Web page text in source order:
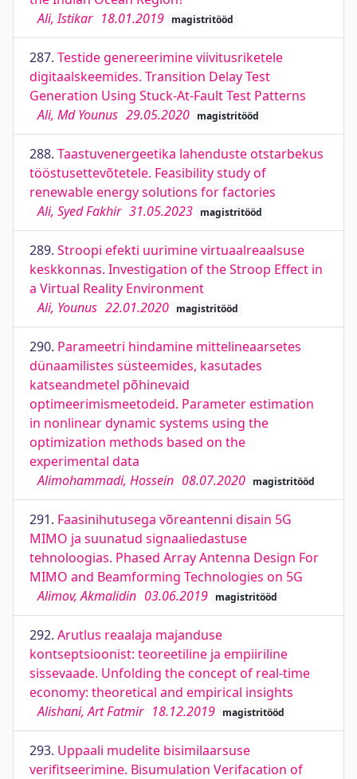
Ali, Istikar 18.01.2019 magistritööd
287. Testide genereerimine viivitusriketele
digitaalskeemides. Transition Delay Test
Generation Using Stuck-At-Fault Test Patterns
Ali, Md Younus 29.05.2020 magistritööd
288. Taastuvenergeetika lahenduste otstarbekus
tööstusettevõtetele. Feasibility study of
renewable energy solutions for factories
Ali, Syed Fakhir 31.05.2023 magistritööd
289. Stroopi efekti uurimine virtuaalreaalsuse
keskkonnas. Investigation of the Stroop Effect in
a Virtual Reality Environment
Ali, Younus 22.01.2020 magistritööd
290. Parameetri hindamine mittelineaarsetes
dünaamilistes süsteemides, kasutades
katseandmetel põhinevaid
optimeerimismeetodeid. Parameter estimation
in nonlinear dynamic systems using the
optimization methods based on the
experimental data
Alimohammadi, Hossein 08.07.2020 magistritööd
291. Faasinihutusega võreantenni disain 5G
MIMO ja suunatud signaaliedastuse
tehnoloogias. Phased Array Antenna Design For
MIMO and Beamforming Technologies on 5G
Alimov, Akmalidin 03.06.2019 magistritööd
292. Arutlus reaalaja majanduse
kontseptsioonist: teoreetiline ja empiiriline
sissevaade. Unfolding the concept of real-time
economy: theoretical and empirical insights
Alishani, Art Fatmir 18.12.2019 magistritööd
293. Uppaali mudelite bisimilaarsuse
verifitseerimine. Bisumulation Verifacation of